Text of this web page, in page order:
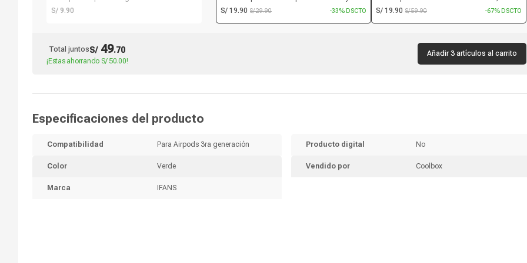
S/ 9.90
equipos portátiles
S/ 19.90 S/ 29.90 -33% DSCTO
transmisión 480Mbps, salida 5V/3A, 2 m,
S/ 19.90 S/ 59.90 -67% DSCTO
Total juntosS/ 49.70
¡Estas ahorrando S/ 50.00!
Añadir 3 artículos al carrito
Especificaciones del producto
Compatibilidad Para Airpods 3ra generación
Color Verde
Marca IFANS
Producto digital No
Vendido por Coolbox